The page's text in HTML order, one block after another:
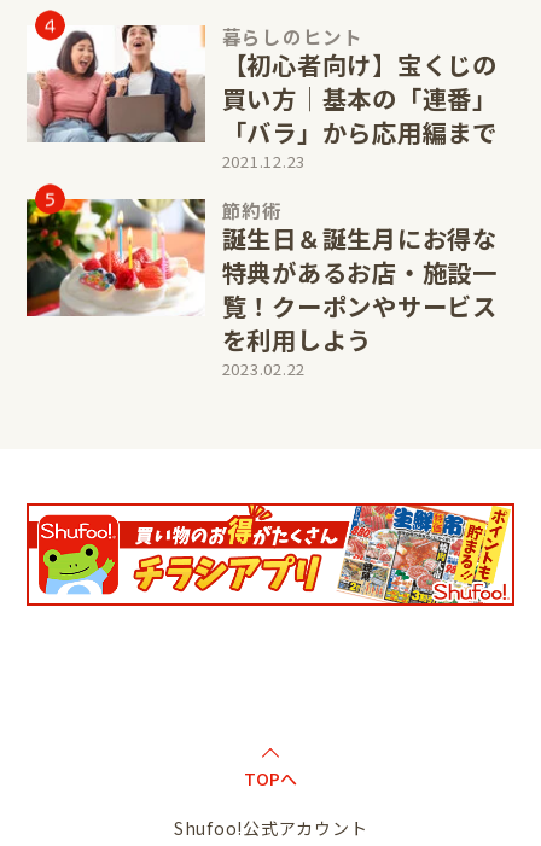
暮らしのヒント
【初心者向け】宝くじの
買い方│基本の「連番」
「バラ」から応用編まで
2021.12.23
節約術
誕生日＆誕生月にお得な
特典があるお店・施設一
覧！クーポンやサービス
を利用しよう
2023.02.22
Shufoo!公式アカウント
TOPへ